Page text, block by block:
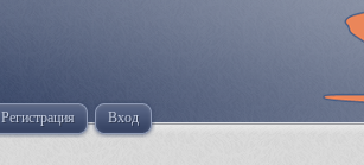
Регистрация Вход